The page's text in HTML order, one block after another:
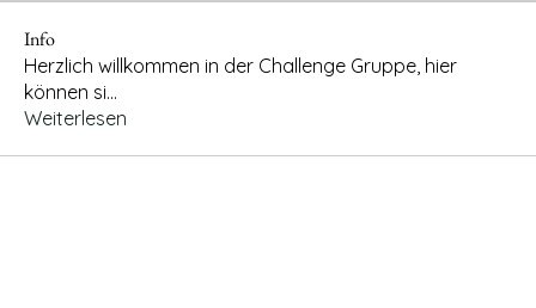
Info
Herzlich willkommen in der Challenge Gruppe, hier
können si...
Weiterlesen